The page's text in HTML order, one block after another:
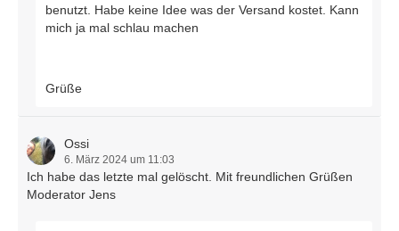
benutzt. Habe keine Idee was der Versand kostet. Kann
mich ja mal schlau machen
Grüße
Ossi
6. März 2024 um 11:03
Ich habe das letzte mal gelöscht. Mit freundlichen Grüßen
Moderator Jens